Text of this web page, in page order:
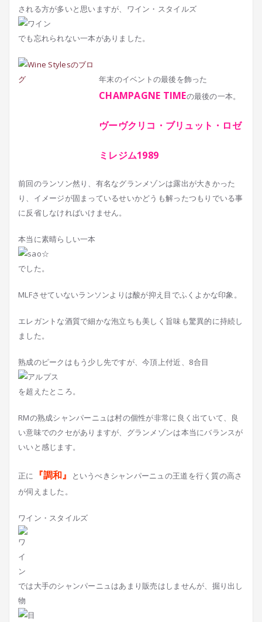
される方が多いと思いますが、ワイン・スタイルズ
でも忘れられない一本がありました。
年末のイベントの最後を飾った
CHAMPAGNE TIMEの最後の一本。
ヴーヴクリコ・ブリュット・ロゼ
ミレジム1989
前回のランソン然り、有名なグランメゾンは露出が大きかった
り、イメージが固まっているせいかどうも解ったつもりでいる事
に反省しなければいけません。
本当に素晴らしい一本
でした。
MLFさせていないランソンよりは酸が抑え目でふくよかな印象。
エレガントな酒質で細かな泡立ちも美しく旨味も驚異的に持続し
ました。
熟成のピークはもう少し先ですが、今頂上付近、8合目
を超えたところ。
RMの熟成シャンパーニュは村の個性が非常に良く出ていて、良
い意味でのクセがありますが、グランメゾンは本当にバランスが
いいと感じます。
正に 『調和』
というべきシャンパーニュの王道を行く質の高さ
が伺えました。
ワイン・スタイルズ
では大手のシャンパーニュはあまり販売はしませんが、掘り出し
物